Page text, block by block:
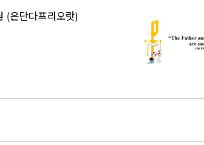
(은단다프리오랏)